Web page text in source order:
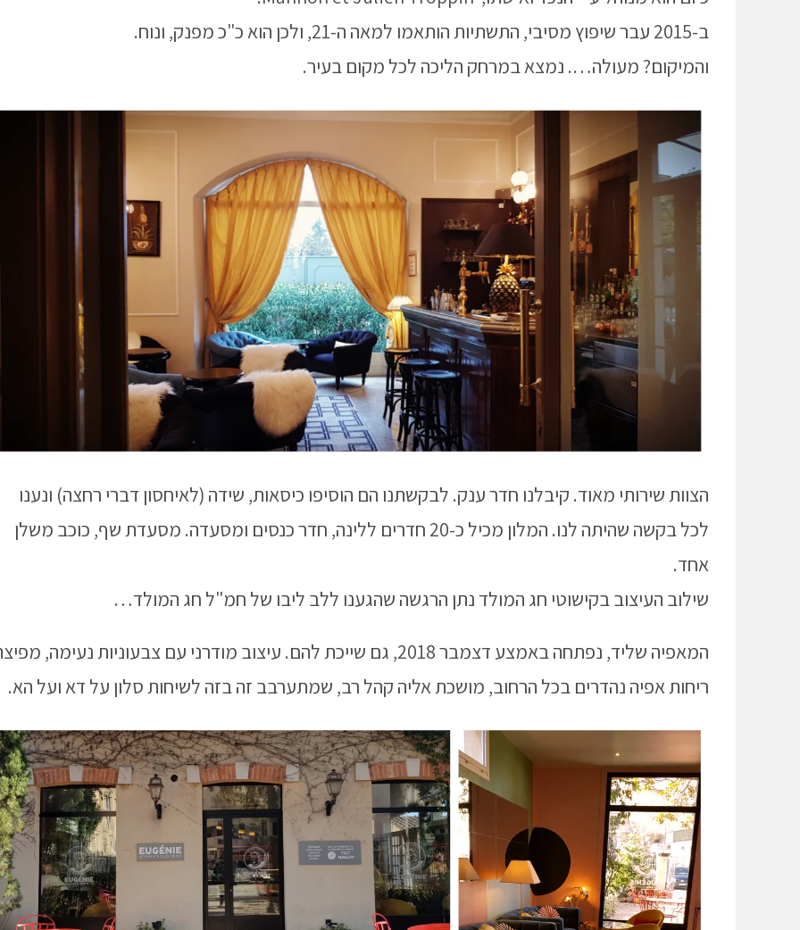
ב-2015 עבר שיפוץ מסיבי, התשתיות הותאמו למאה ה-21, ולכן הוא כ"כ מפנק, ונוח.
והמיקום? מעולה…. נמצא במרחק הליכה לכל מקום בעיר.
הצוות שירותי מאוד. קיבלנו חדר ענק. לבקשתנו הם הוסיפו כיסאות, שידה (לאיחסון דברי רחצה) ונענו
לכל בקשה שהיתה לנו. המלון מכיל כ-20 חדרים ללינה, חדר כנסים ומסעדה. מסעדת שף, כוכב משלן
אחד.
שילוב העיצוב בקישוטי חג המולד נתן הרגשה שהגענו ללב ליבו של חמ"ל חג המולד…
המאפיה שליד, נפתחה באמצע דצמבר 2018, גם שייכת להם. עיצוב מודרני עם צבעוניות נעימה,
ריחות אפיה נהדרים בכל הרחוב, מושכת אליה קהל רב, שמתערבב זה בזה לשיחות סלון על דא ועל הא.